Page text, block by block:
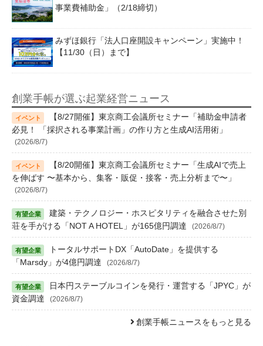
事業費補助金」（2/18締切）
みずほ銀行「法人口座開設キャンペーン」実施中！
【11/30（日）まで】
創業手帳が選ぶ起業経営ニュース
【8/27開催】東京商工会議所セミナー「補助金申請者
必見！ 「採択される事業計画」の作り方と生成AI活用術」
(2026/8/7)
【8/20開催】東京商工会議所セミナー「生成AIで売上
を伸ばす 〜基本から、集客・販促・接客・売上分析まで〜」
(2026/8/7)
建築・テクノロジー・ホスピタリティを融合させた別
荘を手がける「NOT A HOTEL」が165億円調達
(2026/8/7)
トータルサポートDX「AutoDate」を提供する
「Marsdy」が4億円調達
(2026/8/7)
日本円ステーブルコインを発行・運営する「JPYC」が
資金調達
(2026/8/7)
創業手帳ニュースをもっと見る